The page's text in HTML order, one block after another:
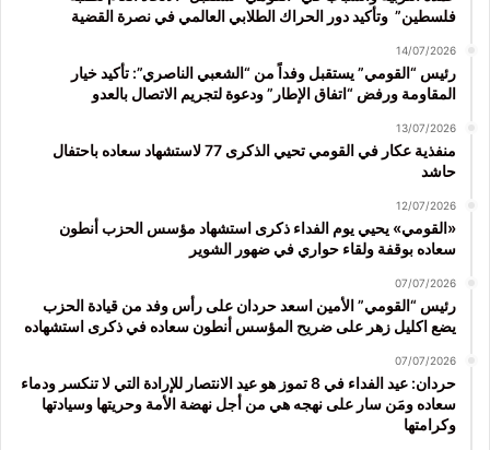
فلسطين” وتأكيد دور الحراك الطلابي العالمي في نصرة القضية
14/07/2026
رئيس “القومي” يستقبل وفداً من “الشعبي الناصري”: تأكيد خيار
المقاومة ورفض “اتفاق الإطار” ودعوة لتجريم الاتصال بالعدو
13/07/2026
منفذية عكار في القومي تحيي الذكرى 77 لاستشهاد سعاده باحتفال
حاشد
12/07/2026
«القومي» يحيي يوم الفداء ذكرى استشهاد مؤسس الحزب أنطون
سعاده بوقفة ولقاء حواري في ضهور الشوير
07/07/2026
رئيس “القومي” الأمين اسعد حردان على رأس وفد من قيادة الحزب
يضع اكليل زهر على ضريح المؤسس أنطون سعاده في ذكرى استشهاده
07/07/2026
حردان: عيد الفداء في 8 تموز هو عيد الانتصار للإرادة التي لا تنكسر ودماء
سعاده ومَن سار على نهجه هي من أجل نهضة الأمة وحريتها وسيادتها
وكرامتها